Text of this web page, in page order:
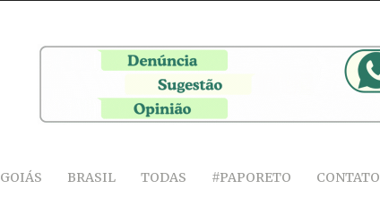
GOIÁS BRASIL TODAS #PAPORETO CONTATO